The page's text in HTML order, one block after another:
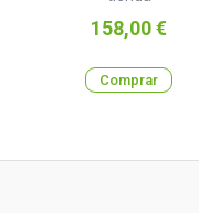
Precio
158,00 €
Comprar